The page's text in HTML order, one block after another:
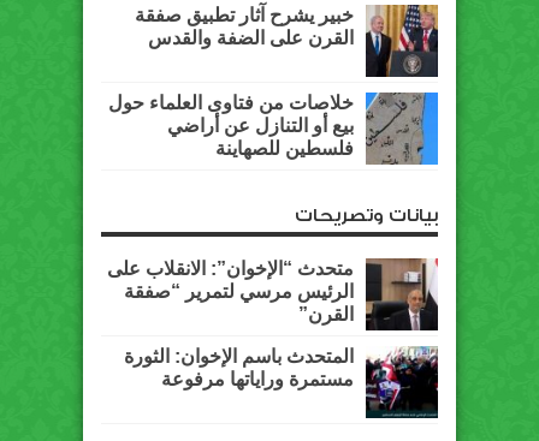
خبير يشرح آثار تطبيق صفقة
القرن على الضفة والقدس
خلاصات من فتاوى العلماء حول
بيع أو التنازل عن أراضي
فلسطين للصهاينة
بيانات وتصريحات
متحدث “الإخوان”: الانقلاب على
الرئيس مرسي لتمرير “صفقة
القرن”
المتحدث باسم الإخوان: الثورة
مستمرة وراياتها مرفوعة